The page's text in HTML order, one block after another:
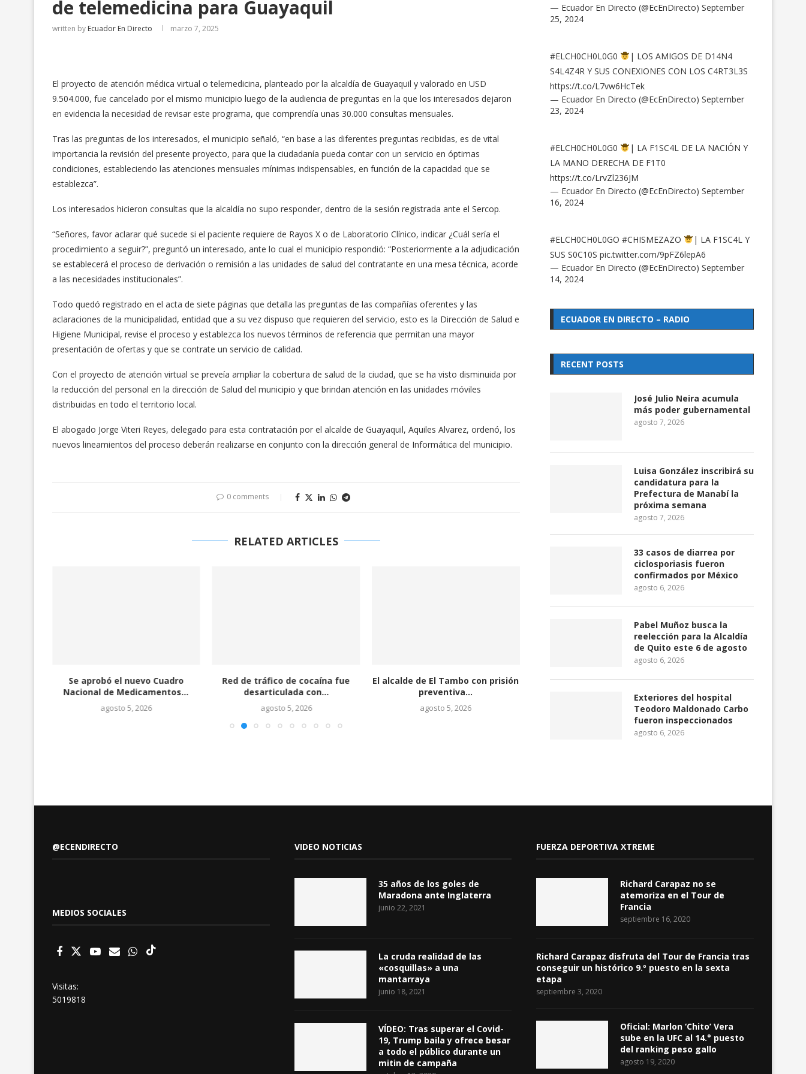
de telemedicina para Guayaquil
written by Ecuador En Directo marzo 7, 2025
El proyecto de atención médica virtual o telemedicina, planteado por la alcaldía de Guayaquil y valorado en USD
9.504.000, fue cancelado por el mismo municipio luego de la audiencia de preguntas en la que los interesados dejaron
en evidencia la necesidad de revisar este programa, que comprendía unas 30.000 consultas mensuales.
Tras las preguntas de los interesados, el municipio señaló, “en base a las diferentes preguntas recibidas, es de vital
importancia la revisión del presente proyecto, para que la ciudadanía pueda contar con un servicio en óptimas
condiciones, estableciendo las atenciones mensuales mínimas indispensables, en función de la capacidad que se
establezca”.
Los interesados hicieron consultas que la alcaldía no supo responder, dentro de la sesión registrada ante el Sercop.
“Señores, favor aclarar qué sucede si el paciente requiere de Rayos X o de Laboratorio Clínico, indicar ¿Cuál sería el
procedimiento a seguir?”, preguntó un interesado, ante lo cual el municipio respondió: “Posteriormente a la adjudicación
se establecerá el proceso de derivación o remisión a las unidades de salud del contratante en una mesa técnica, acorde
a las necesidades institucionales”.
Todo quedó registrado en el acta de siete páginas que detalla las preguntas de las compañías oferentes y las
aclaraciones de la municipalidad, entidad que a su vez dispuso que requieren del servicio, esto es la Dirección de Salud e
Higiene Municipal, revise el proceso y establezca los nuevos términos de referencia que permitan una mayor
presentación de ofertas y que se contrate un servicio de calidad.
Con el proyecto de atención virtual se preveía ampliar la cobertura de salud de la ciudad, que se ha visto disminuida por
la reducción del personal en la dirección de Salud del municipio y que brindan atención en las unidades móviles
distribuidas en todo el territorio local.
El abogado Jorge Viteri Reyes, delegado para esta contratación por el alcalde de Guayaquil, Aquiles Alvarez, ordenó, los
nuevos lineamientos del proceso deberán realizarse en conjunto con la dirección general de Informática del municipio.
0 comments
RELATED ARTICLES
Se aprobó el nuevo Cuadro
Nacional de Medicamentos...
agosto 5, 2026
Red de tráfico de cocaína fue
desarticulada con...
agosto 5, 2026
El alcalde de El Tambo con prisión
preventiva...
agosto 5, 2026
Ecuador exportará 10,8 millones
de barriles de petróleo...
Crimen organizado
pérdidas cercanas a $
agosto 4, 2026
— Ecuador En Directo (@EcEnDirecto) September
25, 2024
#ELCH0CH0L0G0
| LOS AMIGOS DE D14N4
S4L4Z4R Y SUS CONEXIONES CON LOS C4RT3L3S
https://t.co/L7vw6HcTek
— Ecuador En Directo (@EcEnDirecto) September
23, 2024
#ELCH0CH0L0G0
| LA F1SC4L DE LA NACIÓN Y
LA MANO DERECHA DE F1T0
https://t.co/LrvZl236JM
— Ecuador En Directo (@EcEnDirecto) September
16, 2024
#ELCH0CH0L0GO #CHISMEZAZO
| LA F1SC4L Y
SUS S0C10S pic.twitter.com/9pFZ6lepA6
— Ecuador En Directo (@EcEnDirecto) September
14, 2024
ECUADOR EN DIRECTO – RADIO
RECENT POSTS
José Julio Neira acumula
más poder gubernamental
agosto 7, 2026
Luisa González inscribirá su
candidatura para la
Prefectura de Manabí la
próxima semana
agosto 7, 2026
33 casos de diarrea por
ciclosporiasis fueron
confirmados por México
agosto 6, 2026
Pabel Muñoz busca la
reelección para la Alcaldía
de Quito este 6 de agosto
agosto 6, 2026
Exteriores del hospital
Teodoro Maldonado Carbo
fueron inspeccionados
agosto 6, 2026
@ECENDIRECTO
MEDIOS SOCIALES
Visitas:
5019818
VIDEO NOTICIAS
35 años de los goles de
Maradona ante Inglaterra
junio 22, 2021
La cruda realidad de las
«cosquillas» a una
mantarraya
junio 18, 2021
VÍDEO: Tras superar el Covid-
19, Trump baila y ofrece besar
a todo el público durante un
mitin de campaña
FUERZA DEPORTIVA XTREME
Richard Carapaz no se
atemoriza en el Tour de
Francia
septiembre 16, 2020
Richard Carapaz disfruta del Tour de Francia tras
conseguir un histórico 9.º puesto en la sexta
etapa
septiembre 3, 2020
Oficial: Marlon ‘Chito’ Vera
sube en la UFC al 14.° puesto
del ranking peso gallo
agosto 19, 2020